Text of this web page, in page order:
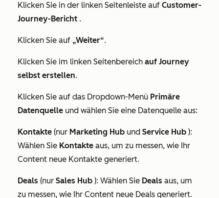
Klicken Sie in der linken Seitenleiste auf Customer-
Journey-Bericht .
Klicken Sie auf „Weiter“.
Klicken Sie im linken Seitenbereich auf Journey
selbst erstellen.
Klicken Sie auf das Dropdown-Menü Primäre
Datenquelle und wählen Sie eine Datenquelle aus:
Kontakte (nur Marketing Hub und Service Hub ):
Wählen Sie Kontakte aus, um zu messen, wie Ihr
Content neue Kontakte generiert.
Deals (nur Sales Hub ): Wählen Sie Deals aus, um
zu messen, wie Ihr Content neue Deals generiert.